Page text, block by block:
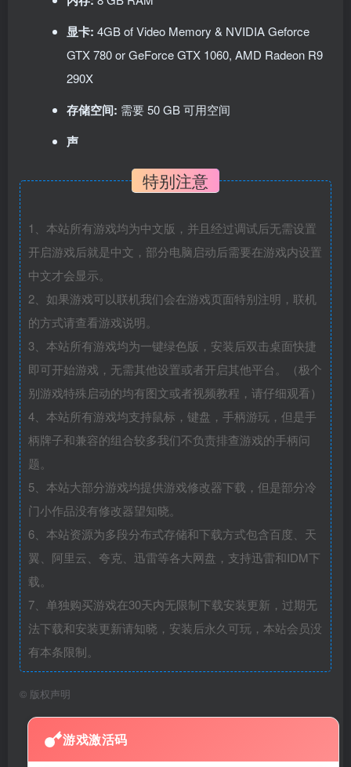
显卡: 4GB of Video Memory & NVIDIA Geforce
GTX 780 or GeForce GTX 1060, AMD Radeon R9
290X
存储空间: 需要 50 GB 可用空间
声
特别注意
1、本站所有游戏均为中文版，并且经过调试后无需设置
开启游戏后就是中文，部分电脑启动后需要在游戏内设置
中文才会显示。
2、如果游戏可以联机我们会在游戏页面特别注明，联机
的方式请查看游戏说明。
3、本站所有游戏均为一键绿色版，安装后双击桌面快捷
即可开始游戏，无需其他设置或者开启其他平台。（极个
别游戏特殊启动的均有图文或者视频教程，请仔细观看）
4、本站所有游戏均支持鼠标，键盘，手柄游玩，但是手
柄牌子和兼容的组合较多我们不负责排查游戏的手柄问
题。
5、本站大部分游戏均提供游戏修改器下载，但是部分冷
门小作品没有修改器望知晓。
6、本站资源为多段分布式存储和下载方式包含百度、天
翼、阿里云、夸克、迅雷等各大网盘，支持迅雷和IDM下
载。
7、单独购买游戏在30天内无限制下载安装更新，过期无
法下载和安装更新请知晓，安装后永久可玩，本站会员没
有本条限制。
© 版权声明
游戏激活码